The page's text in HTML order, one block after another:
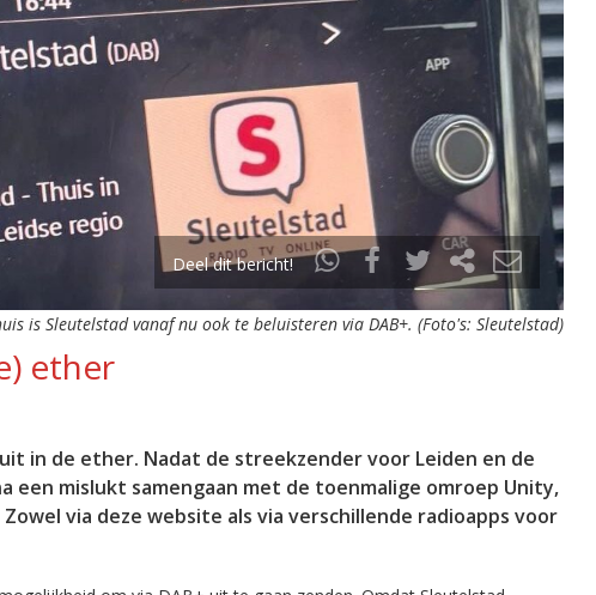
Deel dit bericht!
is Sleutelstad vanaf nu ook te beluisteren via DAB+. (Foto's: Sleutelstad)
ether
in de ether. Nadat de streekzender voor Leiden en de
mislukt samengaan met de toenmalige omroep Unity,
via deze website als via verschillende radioapps voor